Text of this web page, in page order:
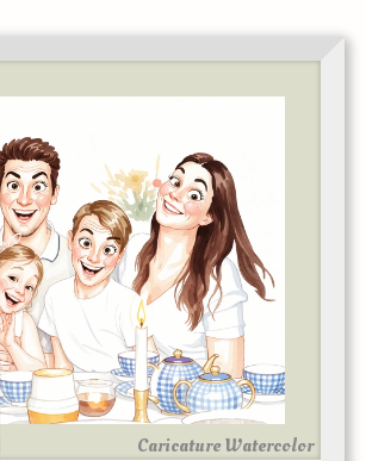
Caricature Watercolor